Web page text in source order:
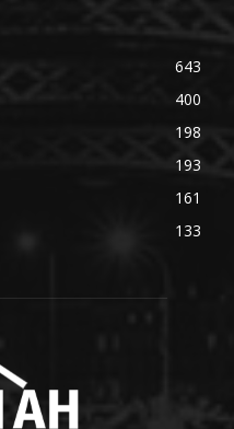
643
400
198
193
161
133